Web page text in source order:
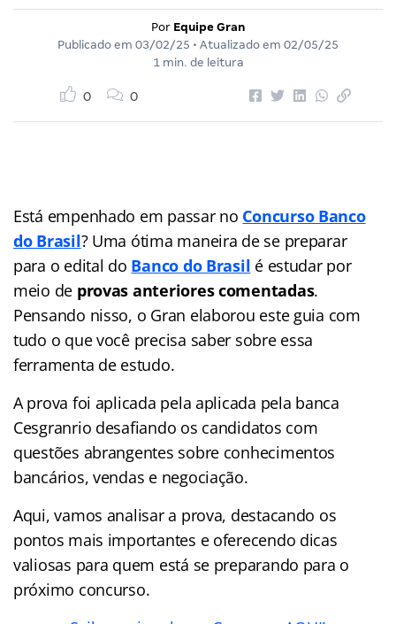
Por Equipe Gran
Publicado em 03/02/25 • Atualizado em 02/05/25
1 min. de leitura
0 0
Está empenhado em passar no Concurso Banco
do Brasil? Uma ótima maneira de se preparar
para o edital do Banco do Brasil é estudar por
meio de provas anteriores comentadas.
Pensando nisso, o Gran elaborou este guia com
tudo o que você precisa saber sobre essa
ferramenta de estudo.
A prova foi aplicada pela aplicada pela banca
Cesgranrio desafiando os candidatos com
questões abrangentes sobre conhecimentos
bancários, vendas e negociação.
Aqui, vamos analisar a prova, destacando os
pontos mais importantes e oferecendo dicas
valiosas para quem está se preparando para o
próximo concurso.